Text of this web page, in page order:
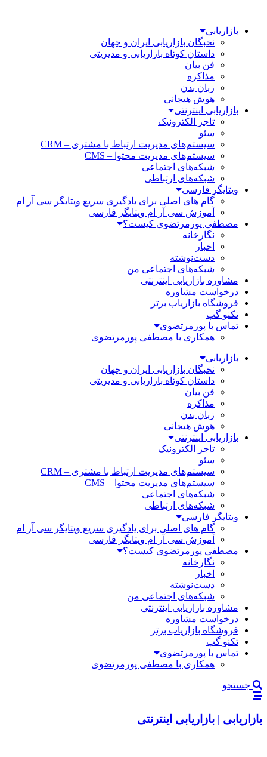
بازاریابی
نخبگان بازاریابی ایران و جهان
داستان کوتاه بازاریابی و مدیریتی
فن بیان
مذاکره
زبان بدن
هوش هیجانی
بازاریابی اینترنتی
تاجر الکترونیک
سئو
سیستم‌های مدیریت ارتباط با مشتری – CRM
سیستم‌های مدیریت محتوا – CMS
شبکه‌های اجتماعی
شبکه‌های ارتباطی
ویتایگر فارسی
گام های اصلی برای یادگیری سریع ویتایگر سی آر ام
آموزش سی آر ام ویتایگر فارسی
مصطفی پورمرتضوی کیست؟
نگارخانه
اخبار
دست‌نوشته
شبکه‌های اجتماعی من
مشاوره بازاریابی اینترنتی
درخواست مشاوره
فروشگاه بازاریاب برتر
تکنو گپ
تماس با پورمرتضوی
همکاری با مصطفی پورمرتضوی
بازاریابی
نخبگان بازاریابی ایران و جهان
داستان کوتاه بازاریابی و مدیریتی
فن بیان
مذاکره
زبان بدن
هوش هیجانی
بازاریابی اینترنتی
تاجر الکترونیک
سئو
سیستم‌های مدیریت ارتباط با مشتری – CRM
سیستم‌های مدیریت محتوا – CMS
شبکه‌های اجتماعی
شبکه‌های ارتباطی
ویتایگر فارسی
گام های اصلی برای یادگیری سریع ویتایگر سی آر ام
آموزش سی آر ام ویتایگر فارسی
مصطفی پورمرتضوی کیست؟
نگارخانه
اخبار
دست‌نوشته
شبکه‌های اجتماعی من
مشاوره بازاریابی اینترنتی
درخواست مشاوره
فروشگاه بازاریاب برتر
تکنو گپ
تماس با پورمرتضوی
همکاری با مصطفی پورمرتضوی
جستجو
بازاریابی | بازاریابی اینترنتی